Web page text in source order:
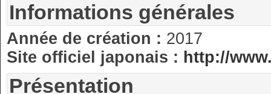
Informations générales
Année de création : 2017
Site officiel japonais : http://
Présentation